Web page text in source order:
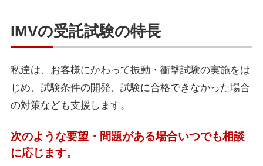
IMVの受託試験の特長
私達は、お客様にかわって振動・衝撃試験の実施をは
じめ、試験条件の開発、試験に合格できなかった場合
の対策なども支援します。
次のような要望・問題がある場合いつでも相談
に応じます。